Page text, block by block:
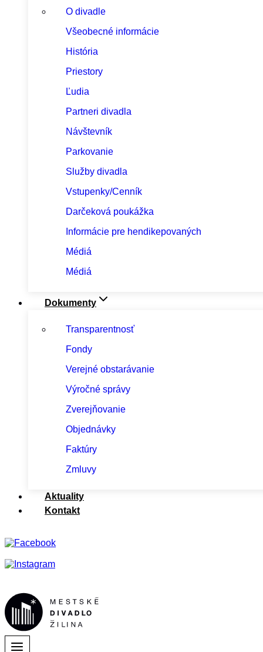
O divadle
Všeobecné informácie
História
Priestory
Ľudia
Partneri divadla
Návštevník
Parkovanie
Služby divadla
Vstupenky/Cenník
Darčeková poukážka
Informácie pre hendikepovaných
Médiá
Médiá
Dokumenty
Transparentnosť
Fondy
Verejné obstarávanie
Výročné správy
Zverejňovanie
Objednávky
Faktúry
Zmluvy
Aktuality
Kontakt